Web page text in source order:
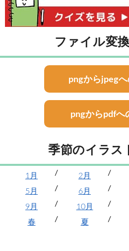
ファイル変
pngからjpeg
pngからpdfへ
季節のイラス
1月 2月
5月
6月
9月
10月
春
夏